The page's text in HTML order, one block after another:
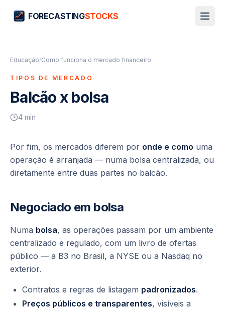
FORECASTINGSTOCKS
Educação/Como funciona o mercado financeiro
TIPOS DE MERCADO
Balcão x bolsa
4 min
Por fim, os mercados diferem por onde e como uma
operação é arranjada — numa bolsa centralizada, ou
diretamente entre duas partes no balcão.
Negociado em bolsa
Numa bolsa, as operações passam por um ambiente
centralizado e regulado, com um livro de ofertas
público — a B3 no Brasil, a NYSE ou a Nasdaq no
exterior.
Contratos e regras de listagem padronizados.
Preços públicos e transparentes, visíveis a